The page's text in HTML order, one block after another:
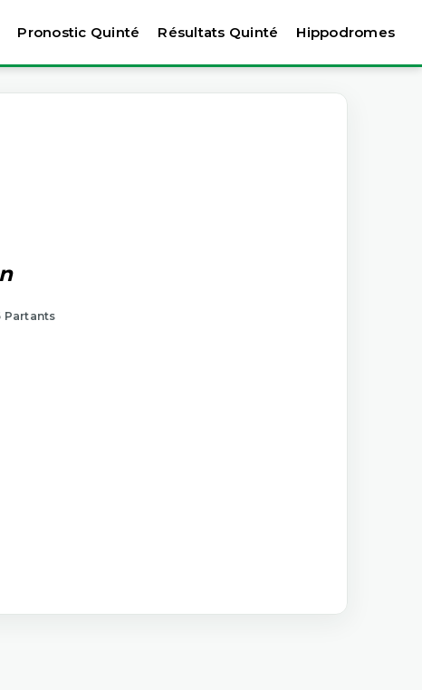
Pronostic Quinté Résultats Quinté Hippodromes
Partants